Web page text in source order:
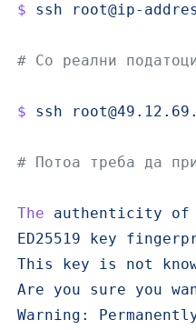
$ ssh root@ip-
# Со реални
$ ssh
# Потоа треба да
The authenticity of
ED25519 key
This key is not
Are you sure you
Warning: